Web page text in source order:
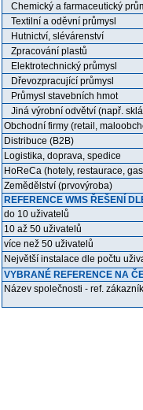
Chemický a farmaceutický
Textilní a oděvní průmysl
Hutnictví, slévárenství
Zpracování plastů
Elektrotechnický průmysl
Dřevozpracující průmysl
Průmysl stavebních hmot
Jiná výrobní odvětví (např.
Obchodní firmy (retail,
Distribuce (B2B)
Logistika, doprava, spedice
HoReCa (hotely, restaurace,
Zemědělství (prvovýroba)
REFERENCE WMS ŘEŠENÍ
do 10 uživatelů
10 až 50 uživatelů
více než 50 uživatelů
Největší instalace dle počtu
VYBRANÉ REFERENCE NA
Název společnosti - ref.